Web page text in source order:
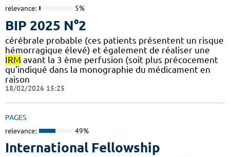
relevance: 5%
BIP 2025 N°2
cérébrale probable (ces patients présentent un risque
hémorragique élevé) et également de réaliser une
IRM avant la 3 ème perfusion (soit plus précocement
qu’indiqué dans la monographie du médicament en
raison
18/02/2026 15:25
PAGES
relevance: 49%
International Fellowship